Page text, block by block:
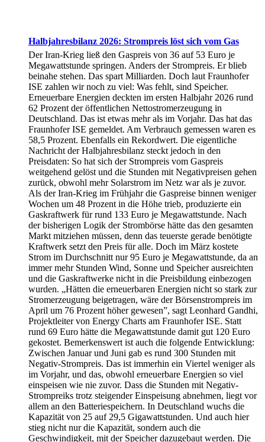
Halbjahresbilanz 2026: Strompreis löst sich vom Gas
Der Iran-Krieg ließ den Gaspreis von 36 auf 53 Euro je
Megawattstunde springen. Anders der Strompreis. Er blieb
beinahe stehen. Das spart Milliarden. Doch laut Fraunhofer
ISE zahlen wir noch zu viel: Was fehlt, sind Speicher.
Erneuerbare Energien deckten im ersten Halbjahr 2026 rund
62 Prozent der öffentlichen Nettostromerzeugung in
Deutschland. Das ist etwas mehr als im Vorjahr. Das hat das
Fraunhofer ISE gemeldet. Am Verbrauch gemessen waren es
58,5 Prozent. Ebenfalls ein Rekordwert. Die eigentliche
Nachricht der Halbjahresbilanz steckt jedoch in den
Preisdaten: So hat sich der Strompreis vom Gaspreis
weitgehend gelöst und die Stunden mit Negativpreisen gehen
zurück, obwohl mehr Solarstrom im Netz war als je zuvor.
Als der Iran-Krieg im Frühjahr die Gaspreise binnen weniger
Wochen um 48 Prozent in die Höhe trieb, produzierte ein
Gaskraftwerk für rund 133 Euro je Megawattstunde. Nach
der bisherigen Logik der Strombörse hätte das den gesamten
Markt mitziehen müssen, denn das teuerste gerade benötigte
Kraftwerk setzt den Preis für alle. Doch im März kostete
Strom im Durchschnitt nur 95 Euro je Megawattstunde, da an
immer mehr Stunden Wind, Sonne und Speicher ausreichten
und die Gaskraftwerke nicht in die Preisbildung einbezogen
wurden. „Hätten die erneuerbaren Energien nicht so stark zur
Stromerzeugung beigetragen, wäre der Börsenstrompreis im
April um 76 Prozent höher gewesen”, sagt Leonhard Gandhi,
Projektleiter von Energy Charts am Fraunhofer ISE. Statt
rund 69 Euro hätte die Megawattstunde damit gut 120 Euro
gekostet. Bemerkenswert ist auch die folgende Entwicklung:
Zwischen Januar und Juni gab es rund 300 Stunden mit
Negativ-Strompreis. Das ist immerhin ein Viertel weniger als
im Vorjahr, und das, obwohl erneuerbare Energien so viel
einspeisen wie nie zuvor. Dass die Stunden mit Negativ-
Strompreiks trotz steigender Einspeisung abnehmen, liegt vor
allem an den Batteriespeichern. In Deutschland wuchs die
Kapazität von 25 auf 29,5 Gigawattstunden. Und auch hier
stieg nicht nur die Kapazität, sondern auch die
Geschwindigkeit, mit der Speicher dazugebaut werden. Die